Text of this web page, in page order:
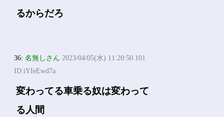
るからだろ
36:名無しさん 2023/04/05(水) 11:20:50.101
ID:iYIeEwd7a
変わってる車乗る奴は変わって
る人間